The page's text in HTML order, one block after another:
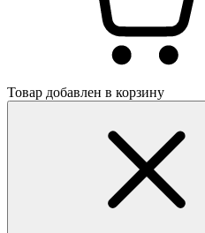
Товар добавлен в корзину